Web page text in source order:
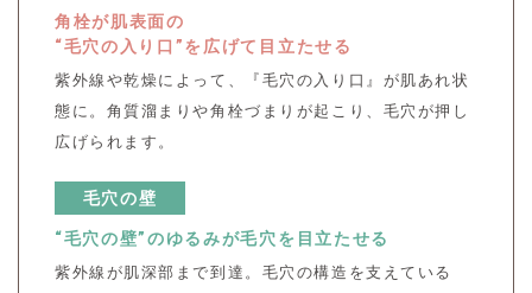
角栓が肌表面の
“毛穴の入り口”を広げて目立たせる
紫外線や乾燥によって、『毛穴の入り口』が肌あれ状
態に。 角質溜まりや角栓づまりが起こり、毛穴が押し
広げられます。
毛穴の壁
“毛穴の壁”のゆるみが毛穴を目立たせる
紫外線が肌深部まで到達。 毛穴の構造を支えている